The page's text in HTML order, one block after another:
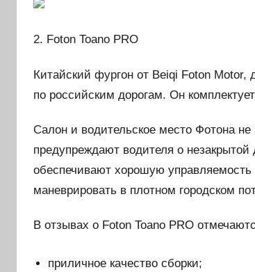
2. Foton Toano PRO
Китайский фургон от Beiqi Foton Motor,
по российским дорогам. Он
Салон и водительское место Фотона
предупреждают водителя о
обеспечивают хорошую управляемость
маневрировать в плотном городском
В отзывах о Foton Toano PRO
приличное качество сборки;